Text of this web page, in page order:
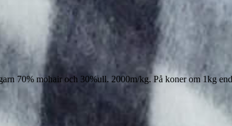
70% mohair och 30%ull. 2000m/kg. På koner om 1kg